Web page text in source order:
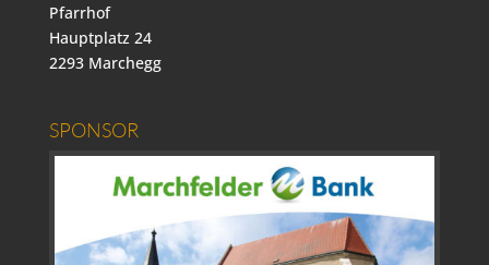
Pfarrhof
Hauptplatz 24
2293 Marchegg
SPONSOR